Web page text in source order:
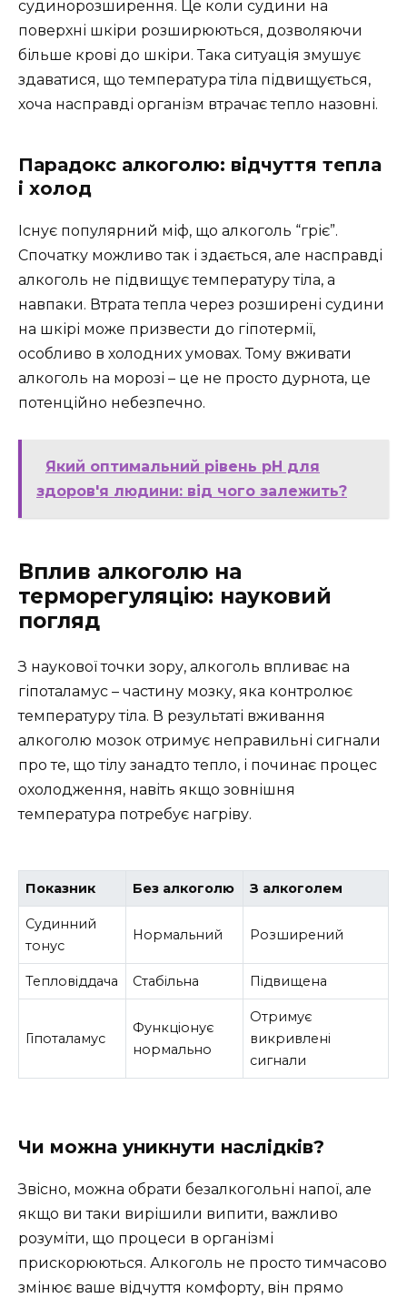
судинорозширення. Це коли судини на
поверхні шкіри розширюються, дозволяючи
більше крові до шкіри. Така ситуація змушує
здаватися, що температура тіла підвищується,
хоча насправді організм втрачає тепло назовні.
Парадокс алкоголю: відчуття тепла
і холод
Існує популярний міф, що алкоголь “гріє”.
Спочатку можливо так і здається, але насправді
алкоголь не підвищує температуру тіла, а
навпаки. Втрата тепла через розширені судини
на шкірі може призвести до гіпотермії,
особливо в холодних умовах. Тому вживати
алкоголь на морозі – це не просто дурнота, це
потенційно небезпечно.
Який оптимальний рівень pH для
здоров'я людини: від чого залежить?
Вплив алкоголю на
терморегуляцію: науковий
погляд
З наукової точки зору, алкоголь впливає на
гіпоталамус – частину мозку, яка контролює
температуру тіла. В результаті вживання
алкоголю мозок отримує неправильні сигнали
про те, що тілу занадто тепло, і починає процес
охолодження, навіть якщо зовнішня
температура потребує нагріву.
Показник Без алкоголю З алкоголем
Судинний
тонус
Нормальний Розширений
Тепловіддача Стабільна Підвищена
Гіпоталамус
Функціонує
нормально
Отримує
викривлені
сигнали
Чи можна уникнути наслідків?
Звісно, можна обрати безалкогольні напої, але
якщо ви таки вирішили випити, важливо
розуміти, що процеси в організмі
прискорюються. Алкоголь не просто тимчасово
змінює ваше відчуття комфорту, він прямо